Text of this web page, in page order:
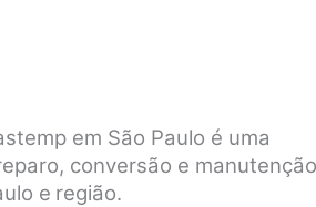
em São Paulo é uma
conversão e
e região.